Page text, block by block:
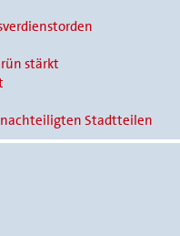
stärkt
Stadtteilen